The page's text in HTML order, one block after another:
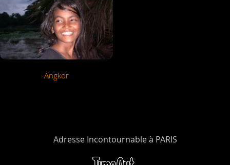
Angkor
Adresse Incontournable à PARIS